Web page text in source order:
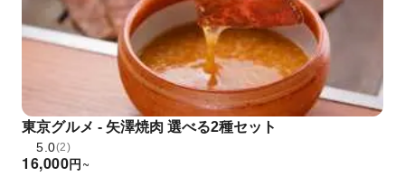
東京グルメ - 矢澤焼肉 選べる2種セット
5.0(2)
円
16,000 ~